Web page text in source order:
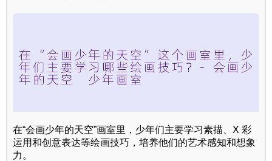
在“会画少年的天空”画室里，少年们主要学习素描、X 彩
运用和创意表达等绘画技巧，培养他们的艺术感知和想象
力。